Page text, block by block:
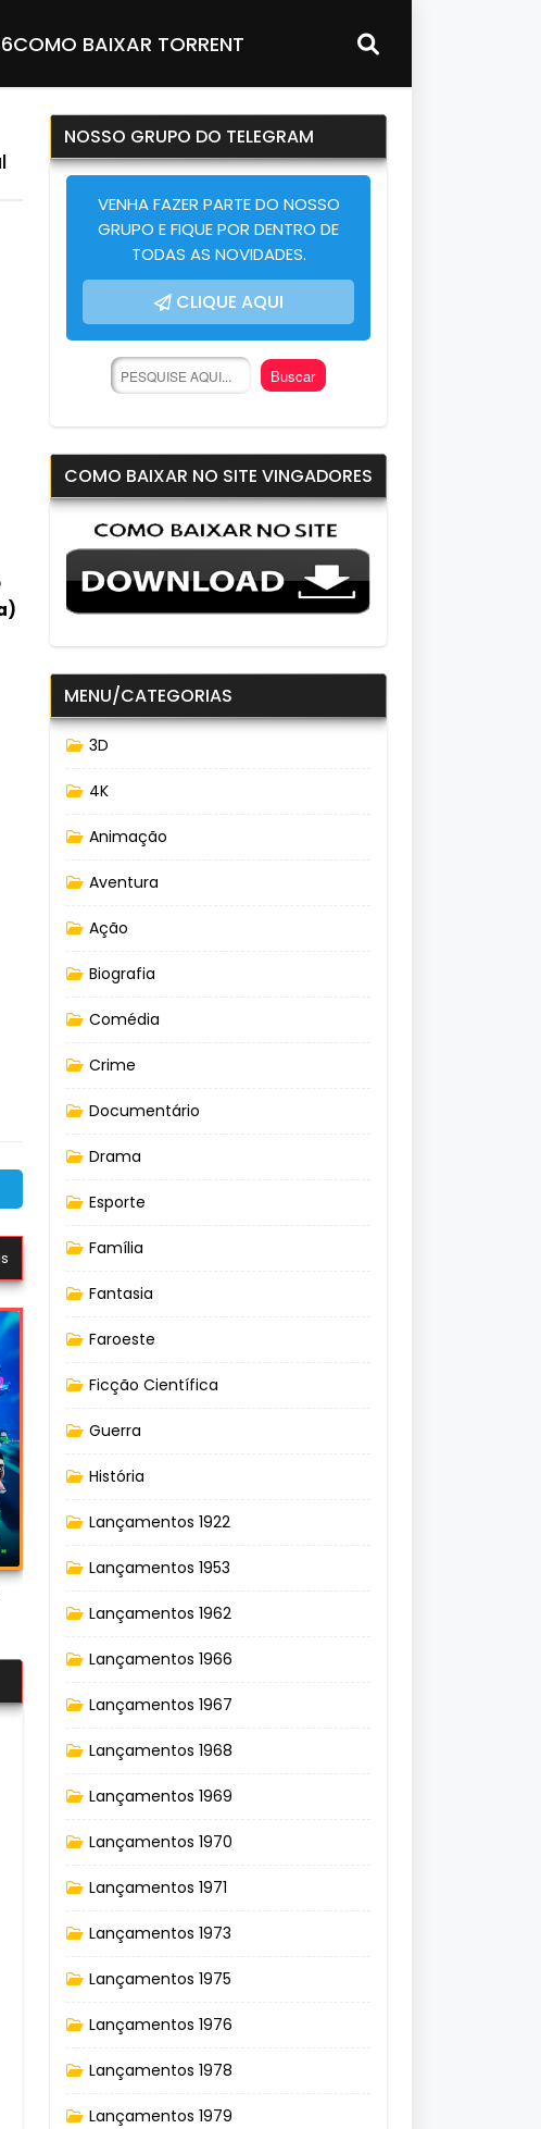
COMO BAIXAR TORRENT
NOSSO GRUPO DO TELEGRAM
VENHA FAZER PARTE DO NOSSO
GRUPO E FIQUE POR DENTRO DE
TODAS AS NOVIDADES.
CLIQUE AQUI
COMO BAIXAR NO SITE VINGADORES
MENU/CATEGORIAS
3D
4K
Animação
Aventura
Ação
Biografia
Comédia
Crime
Documentário
Drama
Esporte
Família
Fantasia
Faroeste
Ficção Científica
Guerra
História
Lançamentos 1922
Lançamentos 1953
Lançamentos 1962
Lançamentos 1966
Lançamentos 1967
Lançamentos 1968
Lançamentos 1969
Lançamentos 1970
Lançamentos 1971
Lançamentos 1973
Lançamentos 1975
Lançamentos 1976
Lançamentos 1978
Lançamentos 1979